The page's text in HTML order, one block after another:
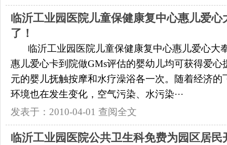
临沂工业园医院儿童保健康复中心惠儿爱心
了！
临沂工业园医院儿童保健康复中心惠儿爱心大
惠儿爱心卡到院做GMs评估的婴幼儿均可获得爱心
元的婴儿抚触按摩和水疗澡浴各一次。随着经济的
环境也在发生变化，空气污染、水污染···
发表于：2010-04-01 查阅全文
临沂工业园医院公共卫生科免费为园区居民